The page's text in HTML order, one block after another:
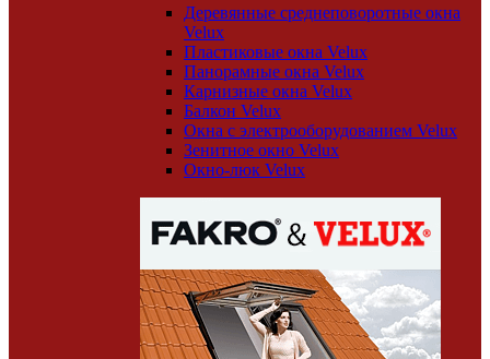
Деревянные среднеповоротные окна
Velux
Пластиковые окна Velux
Панорамные окна Velux
Карнизные окна Velux
Балкон Velux
Окна с электрооборудованием Velux
Зенитное окно Velux
Окно-люк Velux